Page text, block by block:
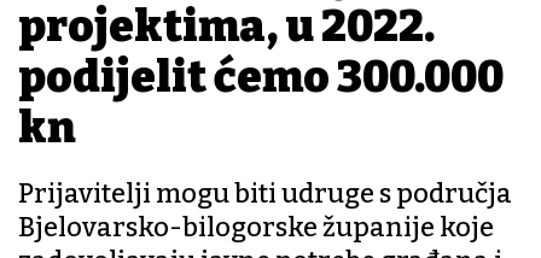
projektima, u 2022.
podijelit ćemo 300.000
kn
Prijavitelji mogu biti udruge s područja
Bjelovarsko-bilogorske županije koje